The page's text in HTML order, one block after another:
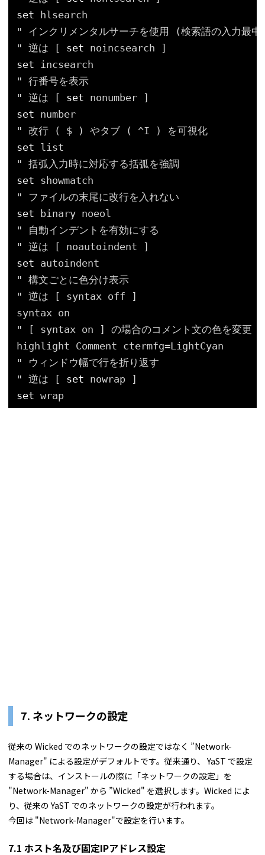
set
hlsearch
" インクリメンタルサーチを使用 (検索語の入力最
" 逆は [ set noincsearch ]
set incsearch
" 行番号を表示
" 逆は [ set nonumber ]
set number
" 改行 ( $ ) やタブ ( ^I ) を可視化
set list
" 括弧入力時に対応する括弧を強調
set showmatch
" ファイルの末尾に改行を入れない
set
binary noeol
" 自動インデントを有効にする
" 逆は [ noautoindent ]
set autoindent
" 構文ごとに色分け表示
" 逆は [ syntax off ]
syntax on
" [ syntax on ] の場合のコメント文の色を変更
highlight Comment ctermfg=LightCyan
" ウィンドウ幅で行を折り返す
" 逆は [ set nowrap ]
set wrap
7. ネットワークの設定
従来の Wicked でのネットワークの設定ではなく ”Network-
Manager" による設定がデフォルトです。従来通り、 YaST で設定
する場合は、インストールの際に「ネットワークの設定」を
"Network-Manager" から ”Wicked" を選択します。Wicked によ
り、従来の YaST でのネットワークの設定が行われます。
今回は "Network-Manager"で設定を行います。
7.1 ホスト名及び固定IPアドレス設定